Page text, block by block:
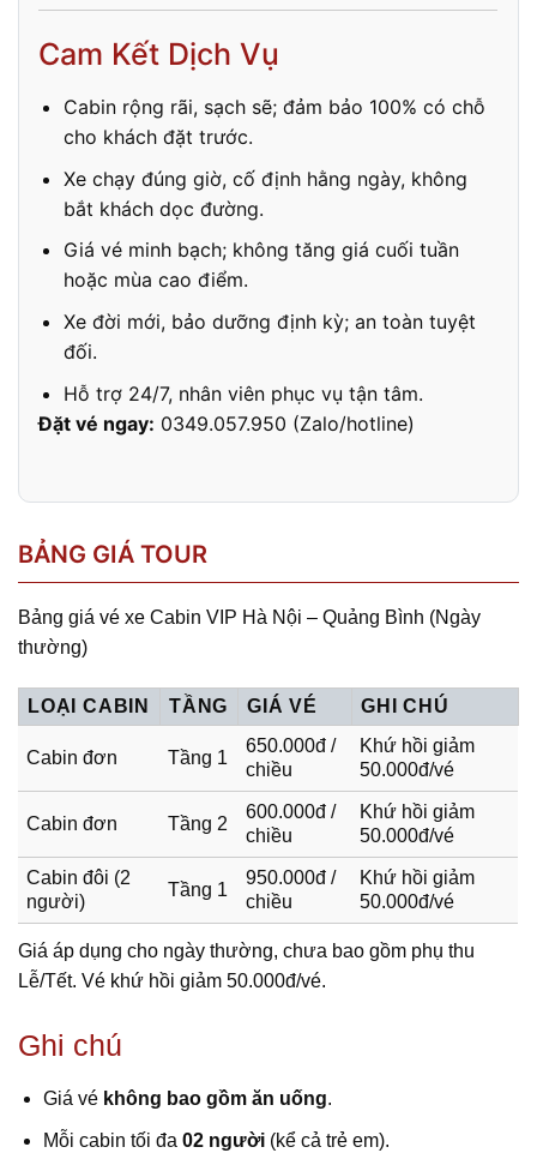
Cam Kết Dịch Vụ
Cabin rộng rãi, sạch sẽ; đảm bảo 100% có chỗ
cho khách đặt trước.
Xe chạy đúng giờ, cố định hằng ngày, không
bắt khách dọc đường.
Giá vé minh bạch; không tăng giá cuối tuần
hoặc mùa cao điểm.
Xe đời mới, bảo dưỡng định kỳ; an toàn tuyệt
đối.
Hỗ trợ 24/7, nhân viên phục vụ tận tâm.
Đặt vé ngay: 0349.057.950 (Zalo/hotline)
BẢNG GIÁ TOUR
Bảng giá vé xe Cabin VIP Hà Nội – Quảng Bình (Ngày
thường)
LOẠI CABIN TẦNG GIÁ VÉ GHI CHÚ
Cabin đơn Tầng 1
650.000đ /
chiều
Khứ hồi giảm
50.000đ/vé
Cabin đơn Tầng 2
600.000đ /
chiều
Khứ hồi giảm
50.000đ/vé
Cabin đôi (2
người)
Tầng 1
950.000đ /
chiều
Khứ hồi giảm
50.000đ/vé
Giá áp dụng cho ngày thường, chưa bao gồm phụ thu
Lễ/Tết. Vé khứ hồi giảm 50.000đ/vé.
Ghi chú
Giá vé không bao gồm ăn uống.
Mỗi cabin tối đa 02 người(kể cả trẻ em).